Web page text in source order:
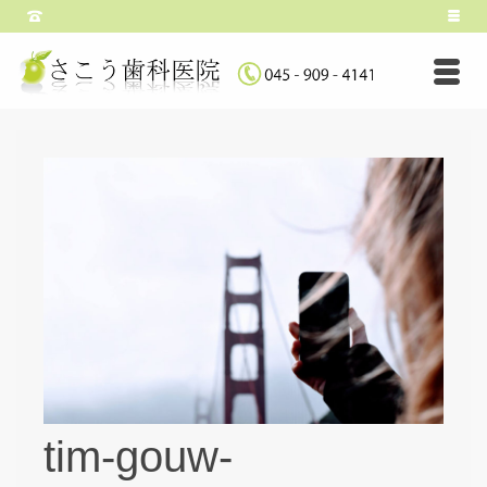
tim-gouw-